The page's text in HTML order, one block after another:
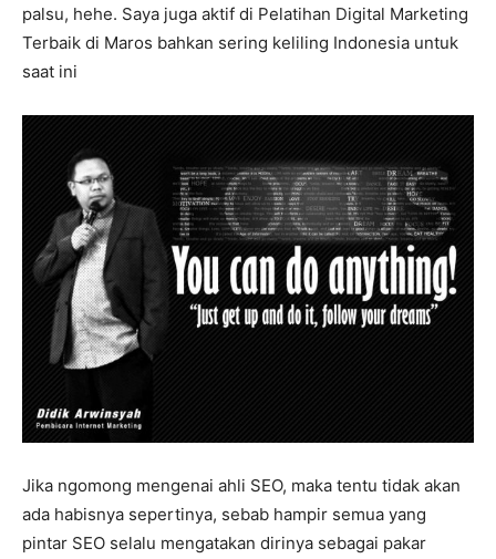
palsu, hehe. Saya juga aktif di Pelatihan Digital Marketing
Terbaik di Maros bahkan sering keliling Indonesia untuk
saat ini
Jika ngomong mengenai ahli SEO, maka tentu tidak akan
ada habisnya sepertinya, sebab hampir semua yang
pintar SEO selalu mengatakan dirinya sebagai pakar